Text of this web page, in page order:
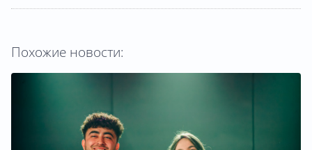
Похожие новости: